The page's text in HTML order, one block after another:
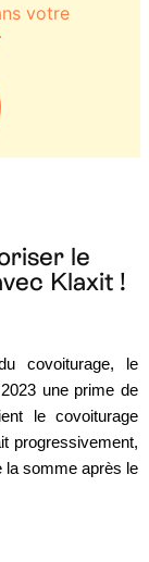
votre
le
Klaxit !
covoiturage, le
une prime de
le covoiturage
progressivement,
la somme après le